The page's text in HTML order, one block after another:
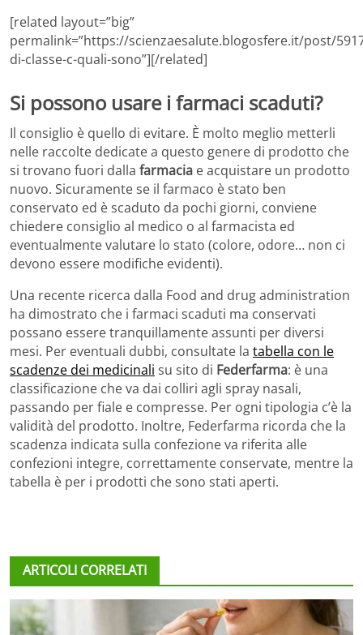
[related layout=”big”
permalink=”https://scienzaesalute.blogosfere.it/post/
di-classe-c-quali-sono”][/related]
Si possono usare i farmaci scaduti?
Il consiglio è quello di evitare. È molto meglio metterli
nelle raccolte dedicate a questo genere di prodotto che
si trovano fuori dalla farmacia e acquistare un prodotto
nuovo. Sicuramente se il farmaco è stato ben
conservato ed è scaduto da pochi giorni, conviene
chiedere consiglio al medico o al farmacista ed
eventualmente valutare lo stato (colore, odore… non ci
devono essere modifiche evidenti).
Una recente ricerca dalla Food and drug administration
ha dimostrato che i farmaci scaduti ma conservati
possano essere tranquillamente assunti per diversi
mesi. Per eventuali dubbi, consultate la tabella con le
scadenze dei medicinali su sito di Federfarma: è una
classificazione che va dai colliri agli spray nasali,
passando per fiale e compresse. Per ogni tipologia c’è la
validità del prodotto. Inoltre, Federfarma ricorda che la
scadenza indicata sulla confezione va riferita alle
confezioni integre, correttamente conservate, mentre la
tabella è per i prodotti che sono stati aperti.
ARTICOLI CORRELATI